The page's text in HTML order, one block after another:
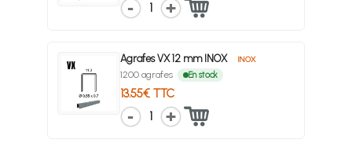
1
Agrafes VX 12 mm INOX INOX
1200 agrafes En stock
13.55€ TTC
1